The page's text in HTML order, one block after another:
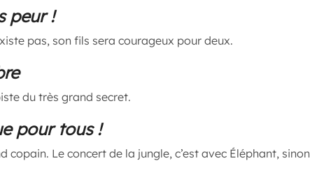
peur !
pas, son fils sera courageux pour deux.
du très grand secret.
pour tous !
Le concert de la jungle, c’est avec Éléphant, sinon